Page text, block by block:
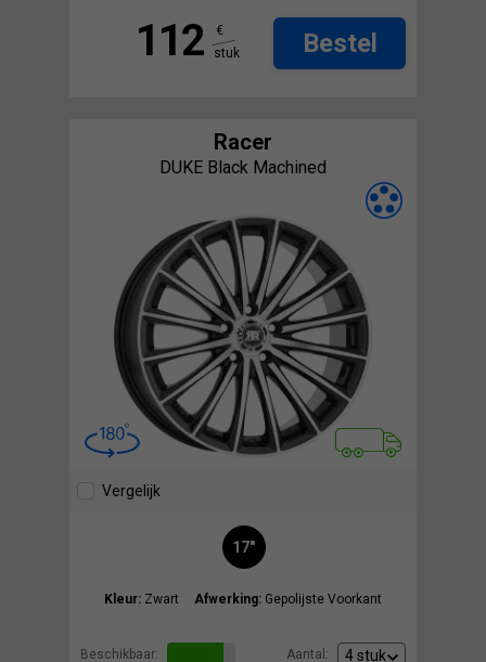
112
€
stuk
Bestel
Racer
DUKE Black Machined
Vergelijk
17"
Kleur: Zwart Afwerking: Gepolijste Voorkant
Beschikbaar: Aantal: